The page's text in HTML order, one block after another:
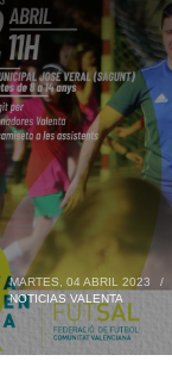
MARTES, 04 ABRIL 2023 /
NOTICIAS VALENTA